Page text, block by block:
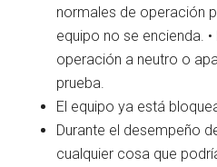
normales de operación
equipo no se encienda.
operación a neutro o
prueba.
El equipo ya está
Durante el desempeño
cualquier cosa que